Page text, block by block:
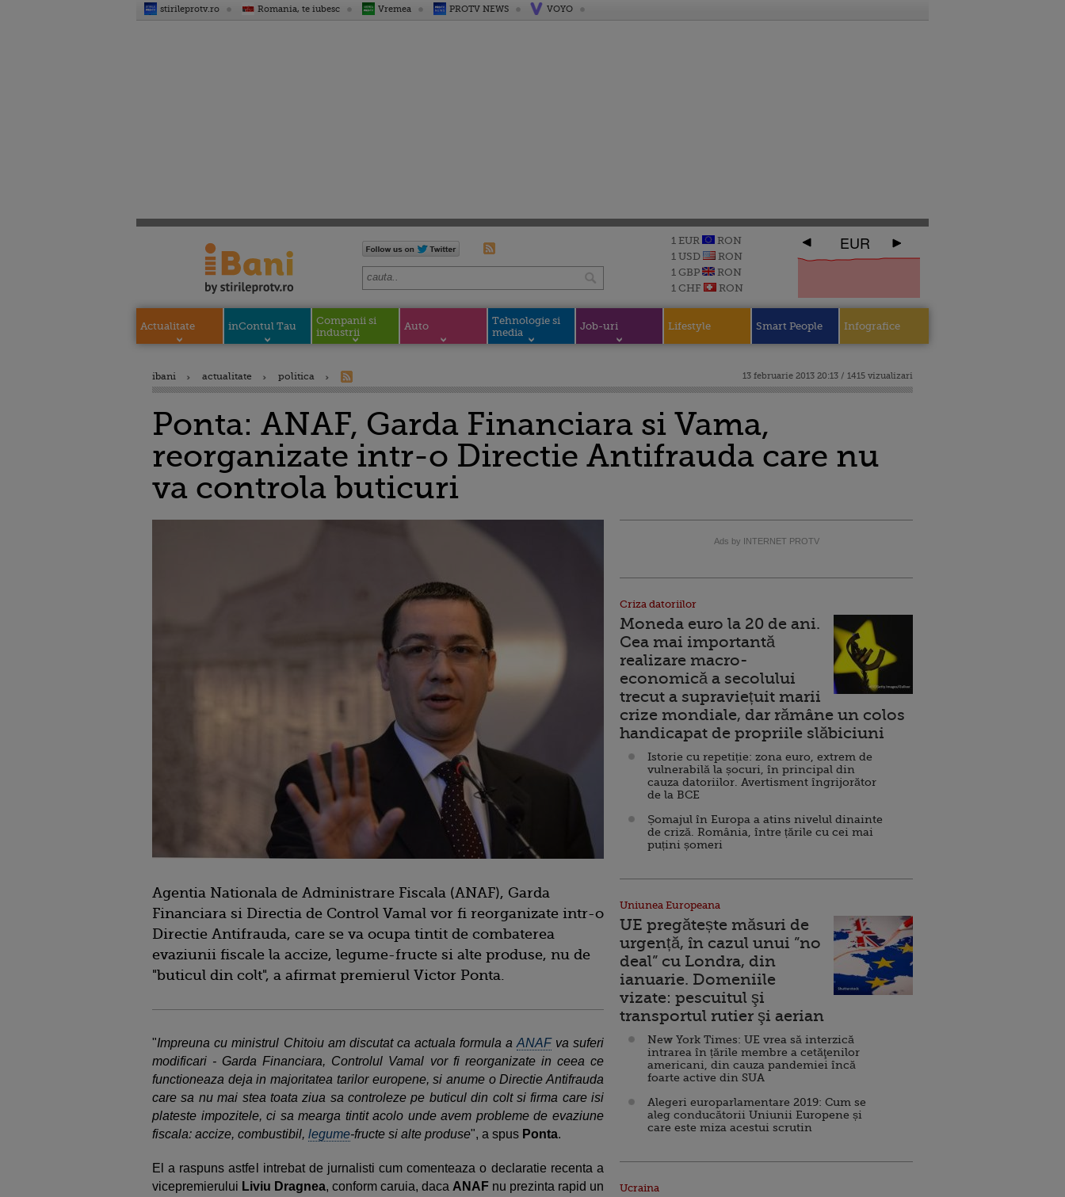
stirileprotv.ro Romania, te iubesc Vremea PROTV NEWS VOYO
1 EUR
RON
1 USD
RON
1 GBP
RON
1 CHF
RON
EUR
Actualitate inContul Tau
Companii si
industrii
Auto
Tehnologie si
media
Job-uri Lifestyle Smart People Infografice
ibani actualitate politica 13 februarie 2013 20:13 / 1415 vizualizari
Ponta: ANAF, Garda Financiara si Vama,
reorganizate intr-o Directie Antifrauda care nu
va controla buticuri
Agentia Nationala de Administrare Fiscala (ANAF), Garda
Financiara si Directia de Control Vamal vor fi reorganizate intr-o
Directie Antifrauda, care se va ocupa tintit de combaterea
evaziunii fiscale la accize, legume-fructe si alte produse, nu de
"buticul din colt", a afirmat premierul Victor Ponta.
"Impreuna cu ministrul Chitoiu am discutat ca actuala formula a ANAFva suferi
modificari - Garda Financiara, Controlul Vamal vor fi reorganizate in ceea ce
functioneaza deja in majoritatea tarilor europene, si anume o Directie Antifrauda
care sa nu mai stea toata ziua sa controleze pe buticul din colt si firma care isi
plateste impozitele, ci sa mearga tintit acolo unde avem probleme de evaziune
fiscala: accize, combustibil, legume-fructe si alte produse", a spus Ponta.
El a raspuns astfel intrebat de jurnalisti cum comenteaza o declaratie recenta a
vicepremierului Liviu Dragnea, conform caruia, daca ANAF nu prezinta rapid un
Ads by INTERNET PROTV
Criza datoriilor
Moneda euro la 20 de ani.
Cea mai importantă
realizare macro-
economică a secolului
trecut a supraviețuit marii
crize mondiale, dar rămâne un colos
handicapat de propriile slăbiciuni
Istorie cu repetiție: zona euro, extrem de
vulnerabilă la șocuri, în principal din
cauza datoriilor. Avertisment îngrijorător
de la BCE
Șomajul în Europa a atins nivelul dinainte
de criză. România, între țările cu cei mai
puțini șomeri
Uniunea Europeana
UE pregătește măsuri de
urgență, în cazul unui ”no
deal” cu Londra, din
ianuarie. Domeniile
vizate: pescuitul şi
transportul rutier şi aerian
New York Times: UE vrea să interzică
intrarea în țările membre a cetăţenilor
americani, din cauza pandemiei încă
foarte active din SUA
Alegeri europarlamentare 2019: Cum se
aleg conducătorii Uniunii Europene și
care este miza acestui scrutin
Ucraina